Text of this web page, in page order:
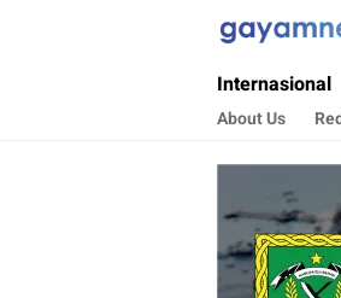
Gayamnews.com
Budaya Baca
Internasional
About Us